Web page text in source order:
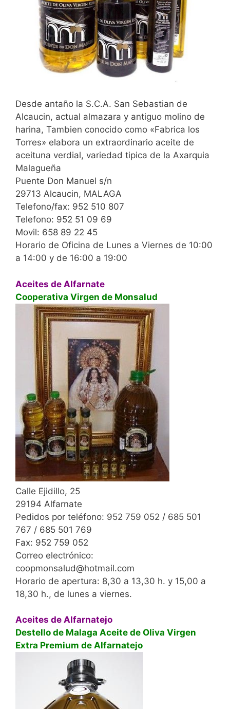
Desde antaño la S.C.A. San Sebastian de
Alcaucin, actual almazara y antiguo molino de
harina, Tambien conocido como «Fabrica los
Torres» elabora un extraordinario aceite de
aceituna verdial, variedad tipica de la Axarquia
Malagueña
Puente Don Manuel s/n
29713 Alcaucin, MALAGA
Telefono/fax: 952 510 807
Telefono: 952 51 09 69
Movil: 658 89 22 45
Horario de Oficina de Lunes a Viernes de 10:00
a 14:00 y de 16:00 a 19:00
Aceites de Alfarnate
Cooperativa Virgen de Monsalud
Calle Ejidillo, 25
29194 Alfarnate
Pedidos por teléfono: 952 759 052 / 685 501
767 / 685 501 769
Fax: 952 759 052
Correo electrónico:
coopmonsalud@hotmail.com
Horario de apertura: 8,30 a 13,30 h. y 15,00 a
18,30 h., de lunes a viernes.
Aceites de Alfarnatejo
Destello de Malaga Aceite de Oliva Virgen
Extra Premium de Alfarnatejo